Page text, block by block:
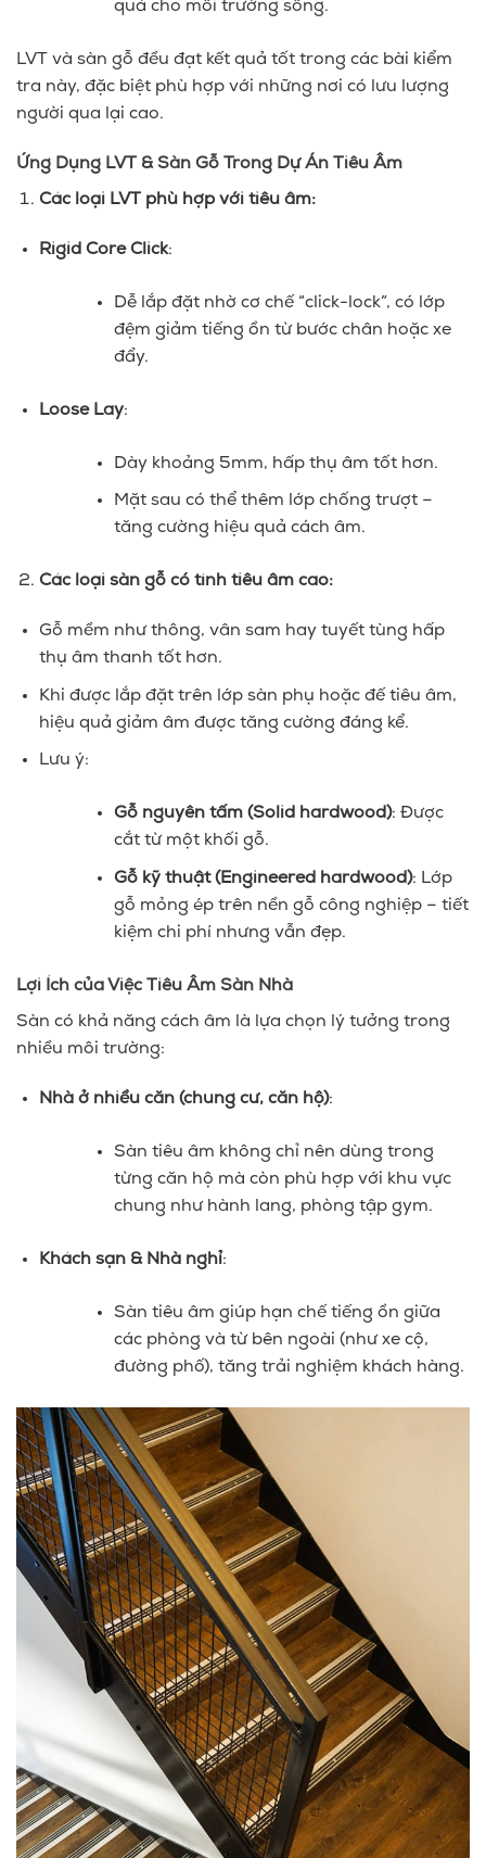
quả cho môi trường sống.
LVT và sàn gỗ đều đạt kết quả tốt trong các bài kiểm
tra này, đặc biệt phù hợp với những nơi có lưu lượng
người qua lại cao.
Ứng Dụng LVT & Sàn Gỗ Trong Dự Án Tiêu Âm
Các loại LVT phù hợp với tiêu âm:
Rigid Core Click:
Dễ lắp đặt nhờ cơ chế “click-lock”, có lớp
đệm giảm tiếng ồn từ bước chân hoặc xe
đẩy.
Loose Lay:
Dày khoảng 5mm, hấp thụ âm tốt hơn.
Mặt sau có thể thêm lớp chống trượt –
tăng cường hiệu quả cách âm.
Các loại sàn gỗ có tính tiêu âm cao:
Gỗ mềm như thông, vân sam hay tuyết tùng hấp
thụ âm thanh tốt hơn.
Khi được lắp đặt trên lớp sàn phụ hoặc đế tiêu âm,
hiệu quả giảm âm được tăng cường đáng kể.
Lưu ý:
Gỗ nguyên tấm (Solid hardwood): Được
cắt từ một khối gỗ.
Gỗ kỹ thuật (Engineered hardwood): Lớp
gỗ mỏng ép trên nền gỗ công nghiệp – tiết
kiệm chi phí nhưng vẫn đẹp.
Lợi Ích của Việc Tiêu Âm Sàn Nhà
Sàn có khả năng cách âm là lựa chọn lý tưởng trong
nhiều môi trường:
Nhà ở nhiều căn (chung cư, căn hộ):
Sàn tiêu âm không chỉ nên dùng trong
từng căn hộ mà còn phù hợp với khu vực
chung như hành lang, phòng tập gym.
Khách sạn & Nhà nghỉ:
Sàn tiêu âm giúp hạn chế tiếng ồn giữa
các phòng và từ bên ngoài (như xe cộ,
đường phố), tăng trải nghiệm khách hàng.